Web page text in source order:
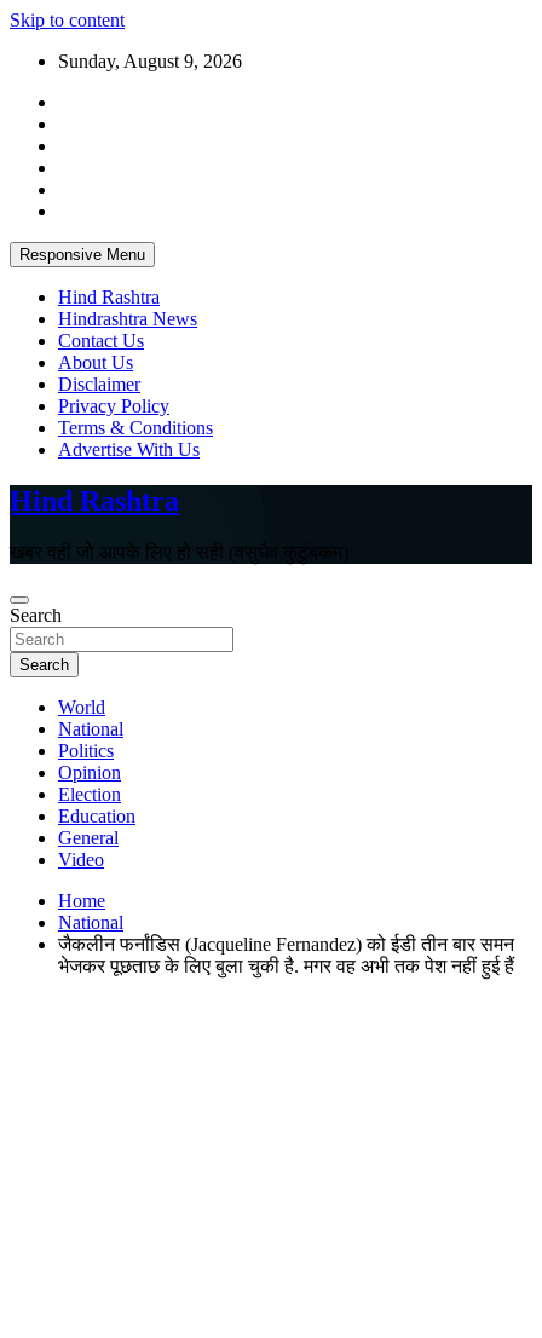
Skip to content
Sunday, August 9, 2026
Responsive Menu
Hind Rashtra
Hindrashtra News
Contact Us
About Us
Disclaimer
Privacy Policy
Terms & Conditions
Advertise With Us
Hind Rashtra
खबर वही जो आपके लिए हो सही (वसुधैव कुटुंबकम)
Search
Search
World
National
Politics
Opinion
Election
Education
General
Video
Home
National
जैकलीन फर्नांडिस (Jacqueline Fernandez) को ईडी तीन बार समन
भेजकर पूछताछ के लिए बुला चुकी है. मगर वह अभी तक पेश नहीं हुई हैं